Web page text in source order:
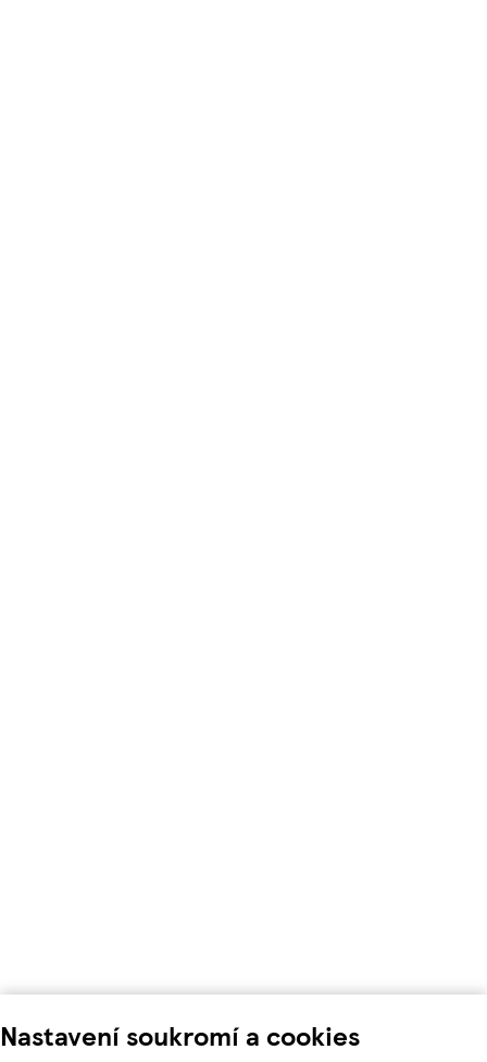
Nastavení soukromí a cookies